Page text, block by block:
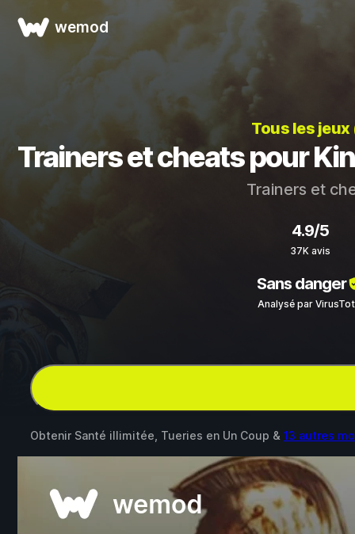
wemod
Tous les
Trainers et cheats pour
Trainers et
4.9/5
37K avis
Sans danger
Analysé par
Obtenir Santé illimitée, Tueries en Un Coup & 13 autres